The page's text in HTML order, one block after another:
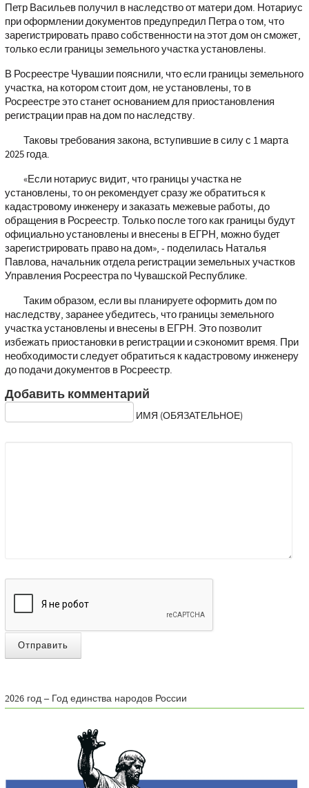
Петр Васильев получил в наследство от матери дом. Нотариус
при оформлении документов предупредил Петра о том, что
зарегистрировать право собственности на этот дом он сможет,
только если границы земельного участка установлены.
В Росреестре Чувашии пояснили, что если границы земельного
участка, на котором стоит дом, не установлены, то в
Росреестре это станет основанием для приостановления
регистрации прав на дом по наследству.
Таковы требования закона, вступившие в силу с 1 марта
2025 года.
«Если нотариус видит, что границы участка не
установлены, то он рекомендует сразу же обратиться к
кадастровому инженеру и заказать межевые работы, до
обращения в Росреестр. Только после того как границы будут
официально установлены и внесены в ЕГРН, можно будет
зарегистрировать право на дом», - поделилась Наталья
Павлова, начальник отдела регистрации земельных участков
Управления Росреестра по Чувашской Республике.
Таким образом, если вы планируете оформить дом по
наследству, заранее убедитесь, что границы земельного
участка установлены и внесены в ЕГРН. Это позволит
избежать приостановки в регистрации и сэкономит время. При
необходимости следует обратиться к кадастровому инженеру
до подачи документов в Росреестр.
Добавить комментарий
ИМЯ (ОБЯЗАТЕЛЬНОЕ)
Отправить
2026 год – Год единства народов России